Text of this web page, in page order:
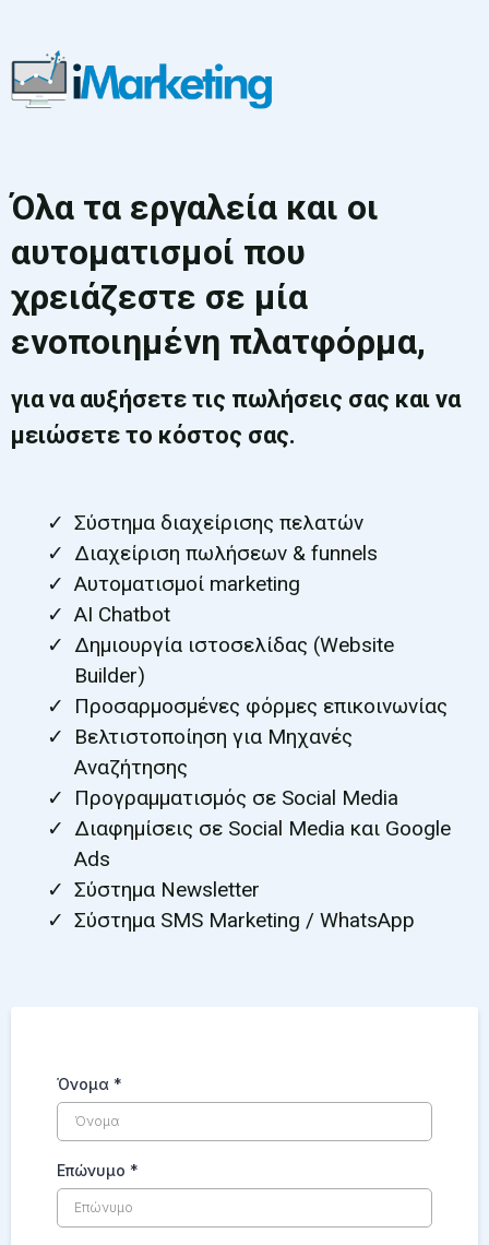
Όλα τα εργαλεία και οι
αυτοματισμοί που
χρειάζεστε σε μία
ενοποιημένη πλατφόρμα,
για να αυξήσετε τις πωλήσεις σας και να
μειώσετε το κόστος σας.
Σύστημα διαχείρισης πελατών
Διαχείριση πωλήσεων & funnels
Αυτοματισμοί marketing
AI Chatbot
Δημιουργία ιστοσελίδας (Website
Builder)
Προσαρμοσμένες φόρμες επικοινωνίας
Βελτιστοποίηση για Μηχανές
Αναζήτησης
Προγραμματισμός σε Social Media
Διαφημίσεις σε Social Media και Google
Ads
Σύστημα Newsletter
Σύστημα SMS Marketing / WhatsApp
Όνομα *
Επώνυμο *